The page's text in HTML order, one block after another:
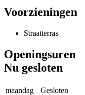
Voorzieningen
Straatterras
Openingsuren
Nu gesloten
maandag
Gesloten